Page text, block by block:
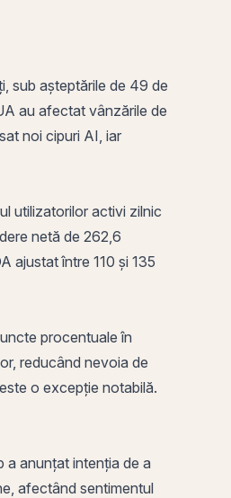
sub așteptările de 49 de
au afectat vânzările de
noi cipuri AI, iar
utilizatorilor activi zilnic
netă de 262,6
ajustat între 110 și 135
procentuale în
reducând nevoia de
o excepție notabilă.
a anunțat intenția de a
afectând sentimentul